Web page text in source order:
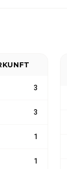
3
3
1
1